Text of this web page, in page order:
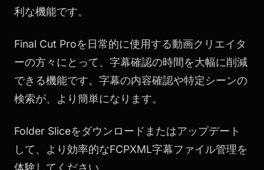
利な機能です。
Final Cut Proを日常的に使用する動画クリエイタ
ーの方々にとって、字幕確認の時間を大幅に削減
できる機能です。字幕の内容確認や特定シーンの
検索が、より簡単になります。
Folder Sliceをダウンロードまたはアップデート
して、より効率的なFCPXML字幕ファイル管理を
体験してください。